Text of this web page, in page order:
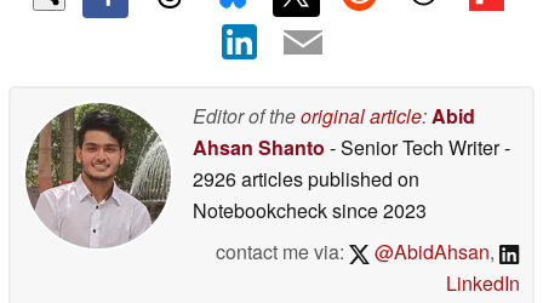
Editor of theoriginal article:Abid
Ahsan Shanto - Senior Tech Writer-
2926 articles published on
Notebookchecksince 2023
contact me via:
@AbidAhsan,
LinkedIn